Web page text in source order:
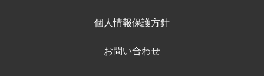
個人情報保護方針
お問い合わせ